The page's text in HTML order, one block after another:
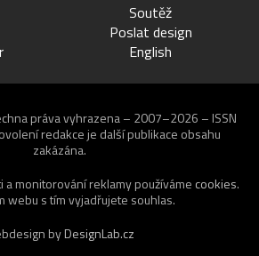
Soutěž
Poslat design
English
práva vyhrazena – 2007–2026 – ISSN
redakce je další publikace obsahu
zakázána.
a monitorování reklamy používáme cookies.
webu s tím vyjadřujete souhlas.
byDesignLab.cz